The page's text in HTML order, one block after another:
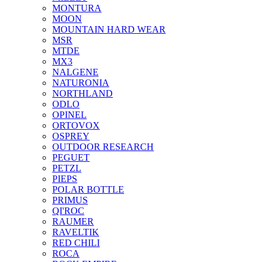
MONTURA
MOON
MOUNTAIN HARD WEAR
MSR
MTDE
MX3
NALGENE
NATURONIA
NORTHLAND
ODLO
OPINEL
ORTOVOX
OSPREY
OUTDOOR RESEARCH
PEGUET
PETZL
PIEPS
POLAR BOTTLE
PRIMUS
QI'ROC
RAUMER
RAVELTIK
RED CHILI
ROCA